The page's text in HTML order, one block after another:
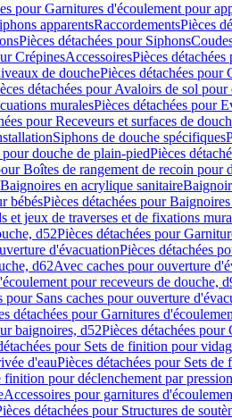
pour Garnitures d'écoulement pour
apparentsRaccordementsPièces
Pièces détachées pour Siphons
CrépinesAccessoiresPièces
de douchePièces détachées pour
détachées pour Avaloirs de sol
muralesPièces détachées pour
pour Receveurs et surfaces de
Siphons de douche spécifiques
douche de plain-piedPièces
Boîtes de rangement de recoin pour
en acrylique sanitaire
bébésPièces détachées pour
et jeux de traverses et de fixations
d52Pièces détachées pour
d'évacuationPièces détachées
d62Avec caches pour ouverture
pour receveurs de douche,
pour Sans caches pour ouverture
détachées pour Garnitures
baignoires, d52Pièces détachées
pour Sets de finition pour
d'eauPièces détachées pour Sets
finition pour déclenchement par
Accessoires pour garnitures
détachées pour Structures de